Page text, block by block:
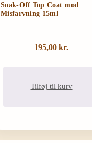
Soak-Off Top Coat mod
Misfarvning 15ml
195,00 kr.
Tilføj til kurv